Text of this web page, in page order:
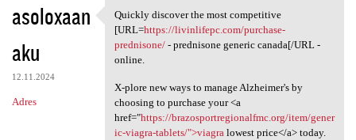
asoloxaan
aku
12.11.2024
Adres
Quickly discover the most
Quickly discover the most competitive
[URL=https://livinlifepc.com/purchase-
prednisone/- prednisone generic canada[/URL -
online.
X-plore new ways to manage Alzheimer's by
choosing to purchase your <a
href="https://brazosportregionalfmc.org/item/gener
ic-viagra-tablets/">viagralowest price</a> today.